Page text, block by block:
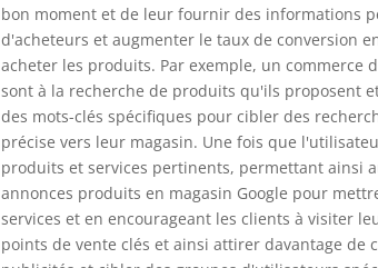
bon moment et de leur fournir des informations
d'acheteurs et augmenter le taux de conversion
acheter les produits. Par exemple, un
sont à la recherche de produits qu'ils proposent
des mots-clés spécifiques pour cibler des
précise vers leur magasin. Une fois que
produits et services pertinents, permettant ainsi
annonces produits en magasin Google pour
services et en encourageant les clients à visiter
points de vente clés et ainsi attirer davantage